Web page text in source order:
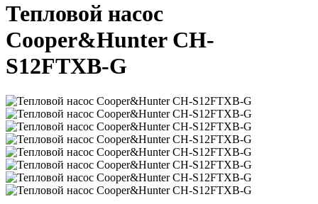
Тепловой насос
Cooper&Hunter CH-
S12FTXB-G